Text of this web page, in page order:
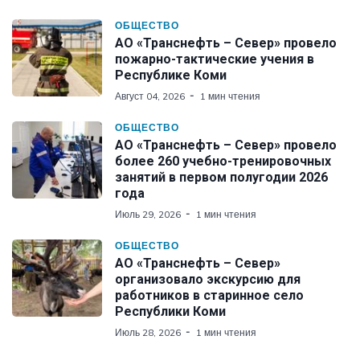
ОБЩЕСТВО
АО «Транснефть – Север» провело
пожарно-тактические учения в
Республике Коми
Август 04, 2026 1 мин чтения
ОБЩЕСТВО
АО «Транснефть – Север» провело
более 260 учебно-тренировочных
занятий в первом полугодии 2026
года
Июль 29, 2026 1 мин чтения
ОБЩЕСТВО
АО «Транснефть – Север»
организовало экскурсию для
работников в старинное село
Республики Коми
Июль 28, 2026 1 мин чтения